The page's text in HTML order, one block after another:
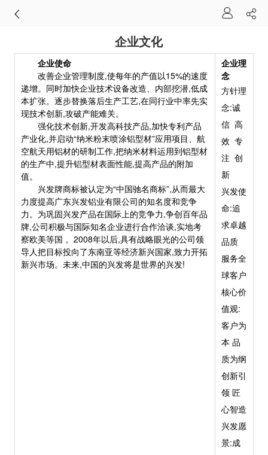
企业文化
企业使命
改善企业管理制度,使每年的产值以15%的速度
递增。同时加快企业技术设备改造、内部挖潜,低成
本扩张。逐步替换落后生产工艺,在同行业中率先实
现技术创新,攻破产能难关。
强化技术创新,开发高科技产品,加快专利产品
产业化,并启动“纳米粉末喷涂铝型材”应用项目、航
空航天用铝材的研制工作,把纳米材料运用到铝型材
的生产中,提升铝型材表面性能,提高产品的附加
值。
兴发牌商标被认定为“中国驰名商标”,从而最大
力度提高广东兴发铝业有限公司的知名度和竞争
力。为巩固兴发产品在国际上的竞争力,争创百年品
牌,公司积极与国际知名企业进行合作洽谈,实地考
察欧美等国 。2008年以后,具有战略眼光的公司领
导人把目标投向了东南亚等经济新兴国家,致力开拓
新兴市场。未来,中国的兴发将是世界的兴发!
企业理
念
方针理
念:诚
信 高
效 专
注 创
新
兴发使
命:追
求卓越
品质
服务全
球客户
核心价
值观:
客户为
本 品
质为纲
创新引
领 匠
心智造
兴发愿
景:成